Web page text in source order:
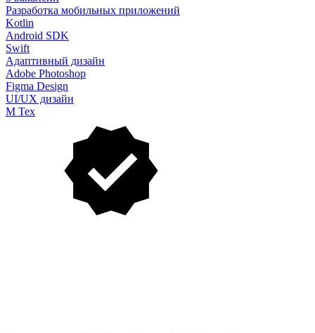
Разработка мобильных приложений
Kotlin
Android SDK
Swift
Адаптивный дизайн
Adobe Photoshop
Figma Design
UI/UX дизайн
М Тех